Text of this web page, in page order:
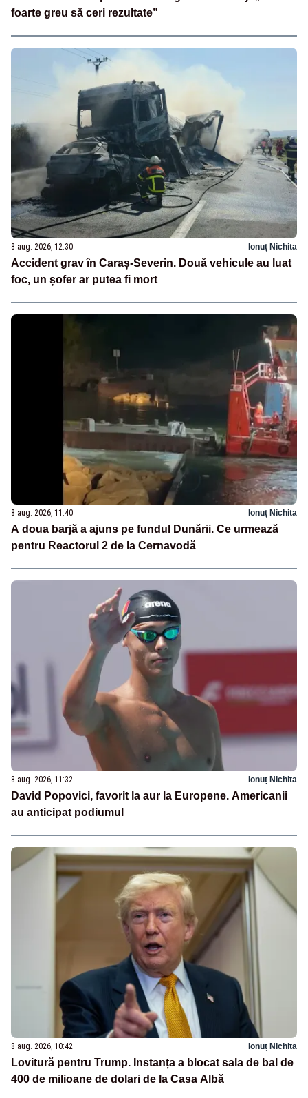
foarte greu să ceri rezultate”
8 aug. 2026, 12:30 Ionuț Nichita
Accident grav în Caraș-Severin. Două vehicule au luat
foc, un șofer ar putea fi mort
8 aug. 2026, 11:40 Ionuț Nichita
A doua barjă a ajuns pe fundul Dunării. Ce urmează
pentru Reactorul 2 de la Cernavodă
8 aug. 2026, 11:32 Ionuț Nichita
David Popovici, favorit la aur la Europene. Americanii
au anticipat podiumul
8 aug. 2026, 10:42 Ionuț Nichita
Lovitură pentru Trump. Instanța a blocat sala de bal de
400 de milioane de dolari de la Casa Albă